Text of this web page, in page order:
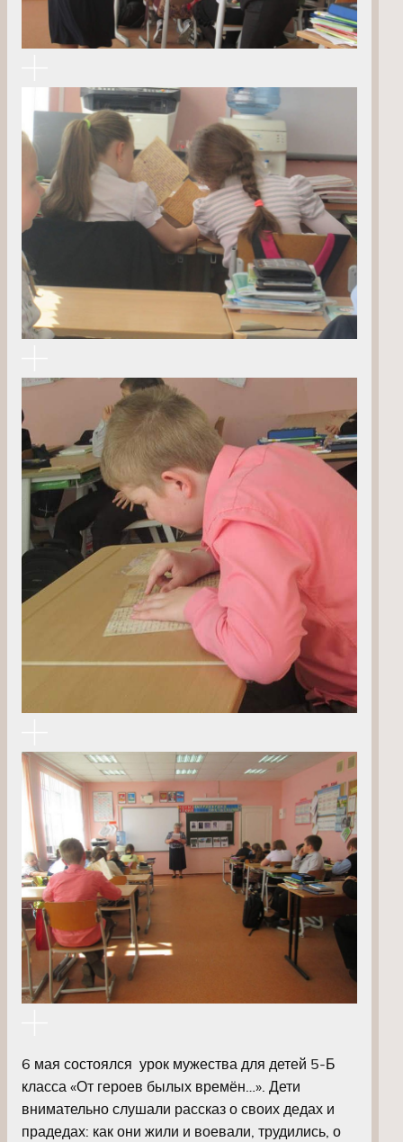
6 мая состоялся урок мужества для детей 5-Б
класса «От героев былых времён…». Дети
внимательно слушали рассказ о своих дедах и
прадедах: как они жили и воевали, трудились, о